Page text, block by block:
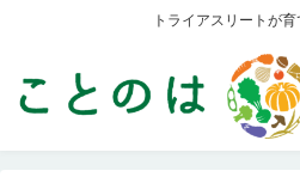
トライアスリートが